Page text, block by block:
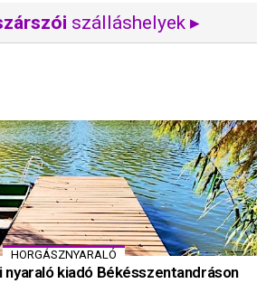
szálláshelyek ▸
HORGÁSZNYARALÓ
kiadó Békésszentandráson